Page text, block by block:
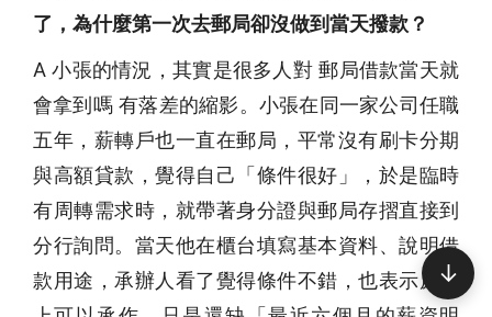
了，為什麼第一次去郵局卻沒做到當天撥款？
A 小張的情況，其實是很多人對 郵局借款當天就
會拿到嗎 有落差的縮影。小張在同一家公司任職
五年，薪轉戶也一直在郵局，平常沒有刷卡分期
與高額貸款，覺得自己「條件很好」，於是臨時
有周轉需求時，就帶著身分證與郵局存摺直接到
分行詢問。當天他在櫃台填寫基本資料、說明借
款用途，承辦人看了覺得條件不錯，也表示原則
↓